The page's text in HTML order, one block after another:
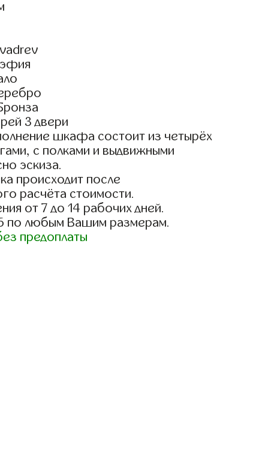
3 двери
шкафа состоит из четырёх
с полками и выдвижными
эскиза.
происходит после
расчёта стоимости.
от 7 до 14 рабочих дней.
по любым Вашим размерам.
предоплаты